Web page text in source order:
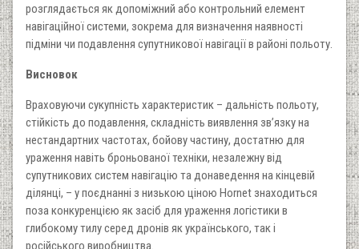
розглядається як допоміжний або контрольний елемент
навігаційної системи, зокрема для визначення наявності
підміни чи подавлення супутникової навігації в районі польоту.
Висновок
Враховуючи сукупність характеристик – дальність польоту,
стійкість до подавлення, складність виявлення зв’язку на
нестандартних частотах, бойову частину, достатню для
ураження навіть броньованої техніки, незалежну від
супутникових систем навігацію та донаведення на кінцевій
ділянці, – у поєднанні з низькою ціною Hornet знаходиться
поза конкуренцією як засіб для ураження логістики в
глибокому тилу серед дронів як українського, так і
російського виробництва.